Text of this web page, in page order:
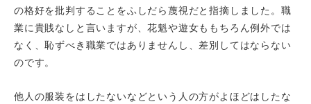
の格好を批判することをふしだら蔑視だと指摘しました。職
業に貴賎なしと言いますが、花魁や遊女ももちろん例外では
なく、恥ずべき職業ではありませんし、差別してはならない
のです。
他人の服装をはしたないなどという人の方がよほどはしたな